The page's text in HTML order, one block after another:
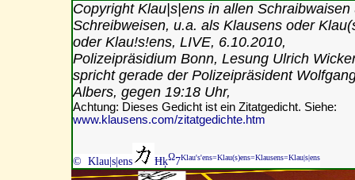
Copyright Klau|s|ens in allen Schraibwaisen
Schreibweisen, u.a. als Klausens oder
oder Klau!s!ens, LIVE, 6.10.2010,
Polizeipräsidium Bonn, Lesung Ulrich
spricht gerade der Polizeipräsident
Albers, gegen 19:18 Uhr,
Achtung: Dieses Gedicht ist ein Zitatgedicht. Siehe:
www.klausens.com/zitatgedichte.htm
© Klau|s|ens ĦķΩ7Klau's'ens=Klau(s)ens=Klausens=Klau|s|ens